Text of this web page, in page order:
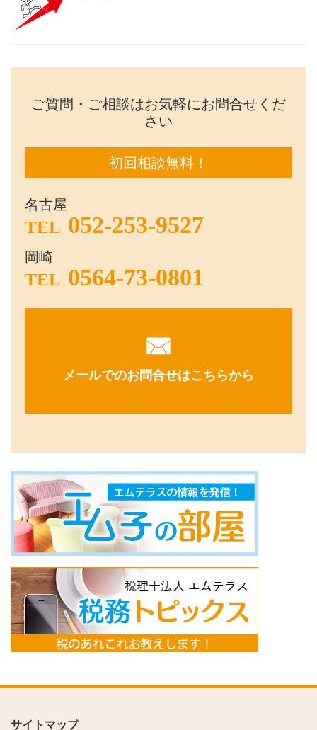
ご質問・ご相談はお気軽にお問合せくだ
さい
初回相談無料！
名古屋
TEL 052-253-9527
岡崎
TEL 0564-73-0801
メールでのお問合せはこちらから
サイトマップ